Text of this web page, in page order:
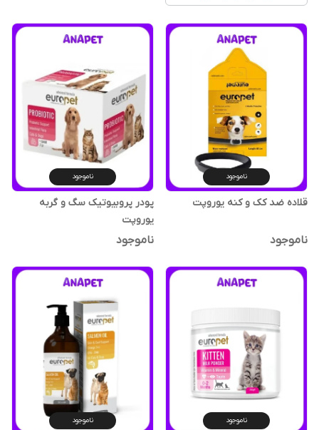
ناموجود
قلاده ضد کک و کنه یوروپت
ناموجود
ناموجود
پودر پروبیوتیک سگ و گربه
یوروپت
ناموجود
ناموجود ناموجود